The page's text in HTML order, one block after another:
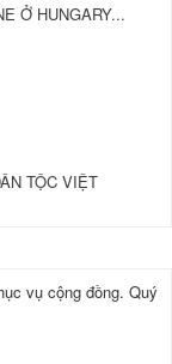
Ở HUNGARY...
TỘC VIỆT
vụ cộng đồng. Quý